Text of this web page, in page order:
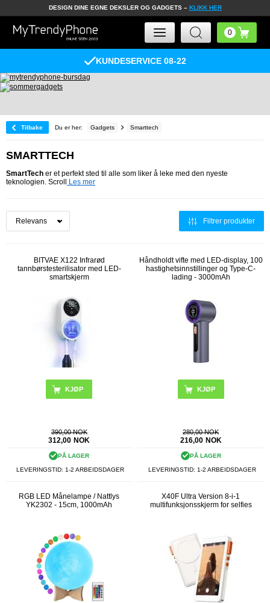
DESIGN DINE EGNE DEKSLER OG GADGETS – KLIKK HER
KUNDESERVICE 08-22
Tilbake Du er her: Gadgets Smarttech
SMARTTECH
SmartTech er et perfekt sted til alle som liker å leke med den nyeste
teknologien. Scroll
Les mer
Filtrer produkter
BITVAE X122 Infrarød
tannbørstesterilisator med LED-
smartskjerm
390,00 NOK
312,00 NOK
PÅ LAGER
LEVERINGSTID: 1-2 ARBEIDSDAGER
Håndholdt vifte med LED-display, 100
hastighetsinnstillinger og Type-C-
lading - 3000mAh
KJØP
280,00 NOK
216,00 NOK
PÅ LAGER
LEVERINGSTID: 1-2 ARBEIDSDAGER
RGB LED Månelampe / Nattlys
YK2302 - 15cm, 1000mAh
X40F Ultra Version 8-i-1
multifunksjonsskjerm for selfies